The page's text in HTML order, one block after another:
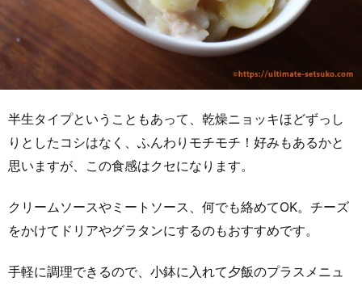
半生タイプということもあって、乾燥ニョッキほどずっし
りとしたコシはなく、ふんわりモチモチ！好みもあるかと
思いますが、この食感はクセになります。
クリームソースやミートソース、何でも絡めてOK。チーズ
をかけてドリアやグラタンにするのもおすすめです。
手軽に調理できるので、小鉢に入れて夕飯のプラスメニュ